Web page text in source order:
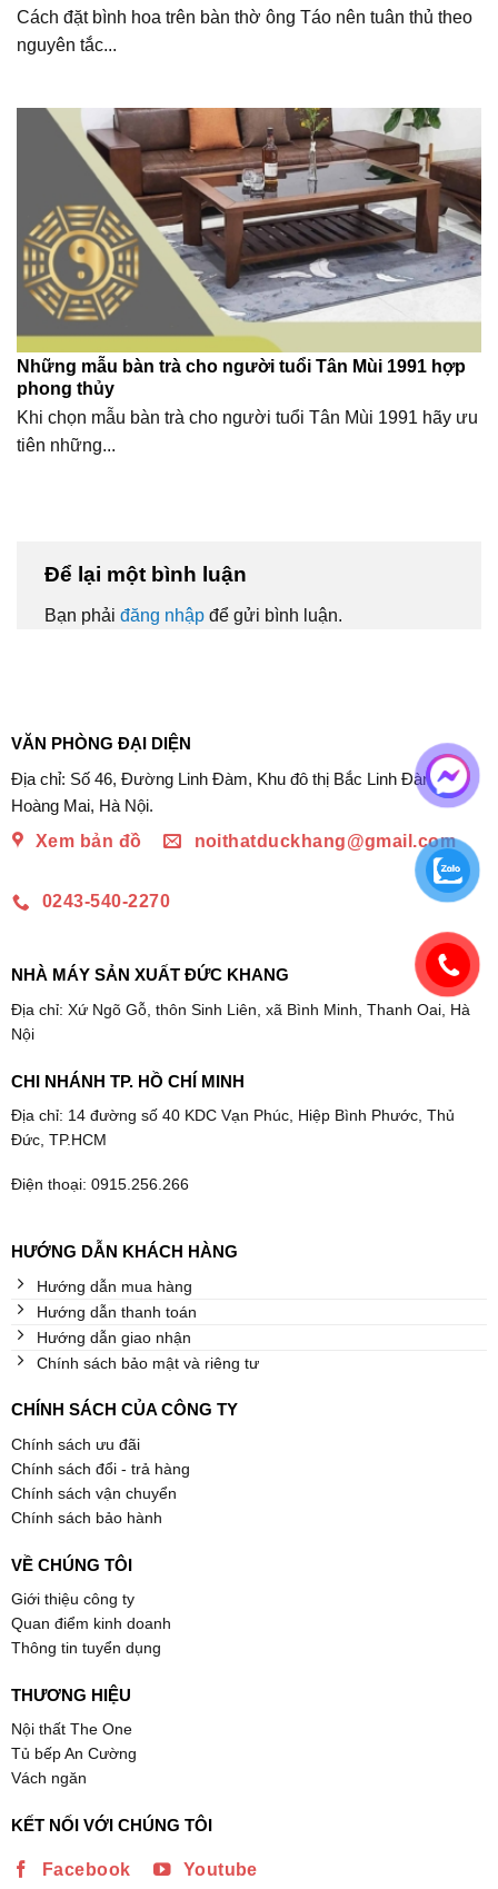
Cách đặt bình hoa trên bàn thờ ông Táo nên tuân thủ theo
nguyên tắc...
Những mẫu bàn trà cho người tuổi Tân Mùi 1991 hợp
phong thủy
Khi chọn mẫu bàn trà cho người tuổi Tân Mùi 1991 hãy ưu
tiên những...
Để lại một bình luận
Bạn phải đăng nhập để gửi bình luận.
VĂN PHÒNG ĐẠI DIỆN
Địa chỉ: Số 46, Đường Linh Đàm, Khu đô thị Bắc Linh Đàm,
Hoàng Mai, Hà Nội.
Xem bản đồ
noithatduckhang@gmail.com
0243-540-2270
NHÀ MÁY SẢN XUẤT ĐỨC KHANG
Địa chỉ: Xứ Ngõ Gỗ, thôn Sinh Liên, xã Bình Minh, Thanh Oai, Hà
Nội
CHI NHÁNH TP. HỒ CHÍ MINH
Địa chỉ: 14 đường số 40 KDC Vạn Phúc, Hiệp Bình Phước, Thủ
Đức, TP.HCM
Điện thoại: 0915.256.266
HƯỚNG DẪN KHÁCH HÀNG
Hướng dẫn mua hàng
Hướng dẫn thanh toán
Hướng dẫn giao nhận
Chính sách bảo mật và riêng tư
CHÍNH SÁCH CỦA CÔNG TY
Chính sách ưu đãi
Chính sách đổi - trả hàng
Chính sách vận chuyển
Chính sách bảo hành
VỀ CHÚNG TÔI
Giới thiệu công ty
Quan điểm kinh doanh
Thông tin tuyển dụng
THƯƠNG HIỆU
Nội thất The One
Tủ bếp An Cường
Vách ngăn
KẾT NỐI VỚI CHÚNG TÔI
Facebook Youtube